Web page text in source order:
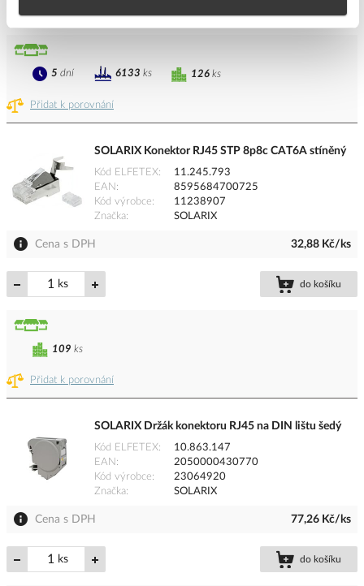
Přidat k porovnání
126 ks
5 dní 6133 ks
SOLARIX Konektor RJ45 STP 8p8c CAT6A stíněný
Kód ELFETEX
11.245.793
EAN
8595684700725
Kód výrobce
11238907
Značka
SOLARIX
Cena s DPH 32,88 Kč/ks
ks do košíku
Přidat k porovnání
109 ks
SOLARIX Držák konektoru RJ45 na DIN lištu šedý
Kód ELFETEX
10.863.147
EAN
2050000430770
Kód výrobce
23064920
Značka
SOLARIX
Cena s DPH 77,26 Kč/ks
ks do košíku